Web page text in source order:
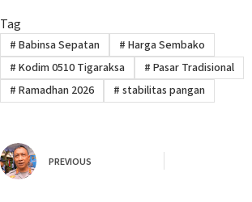
Tag
# Babinsa Sepatan # Harga Sembako
# Kodim 0510 Tigaraksa # Pasar Tradisional
# Ramadhan 2026 # stabilitas pangan
PREVIOUS